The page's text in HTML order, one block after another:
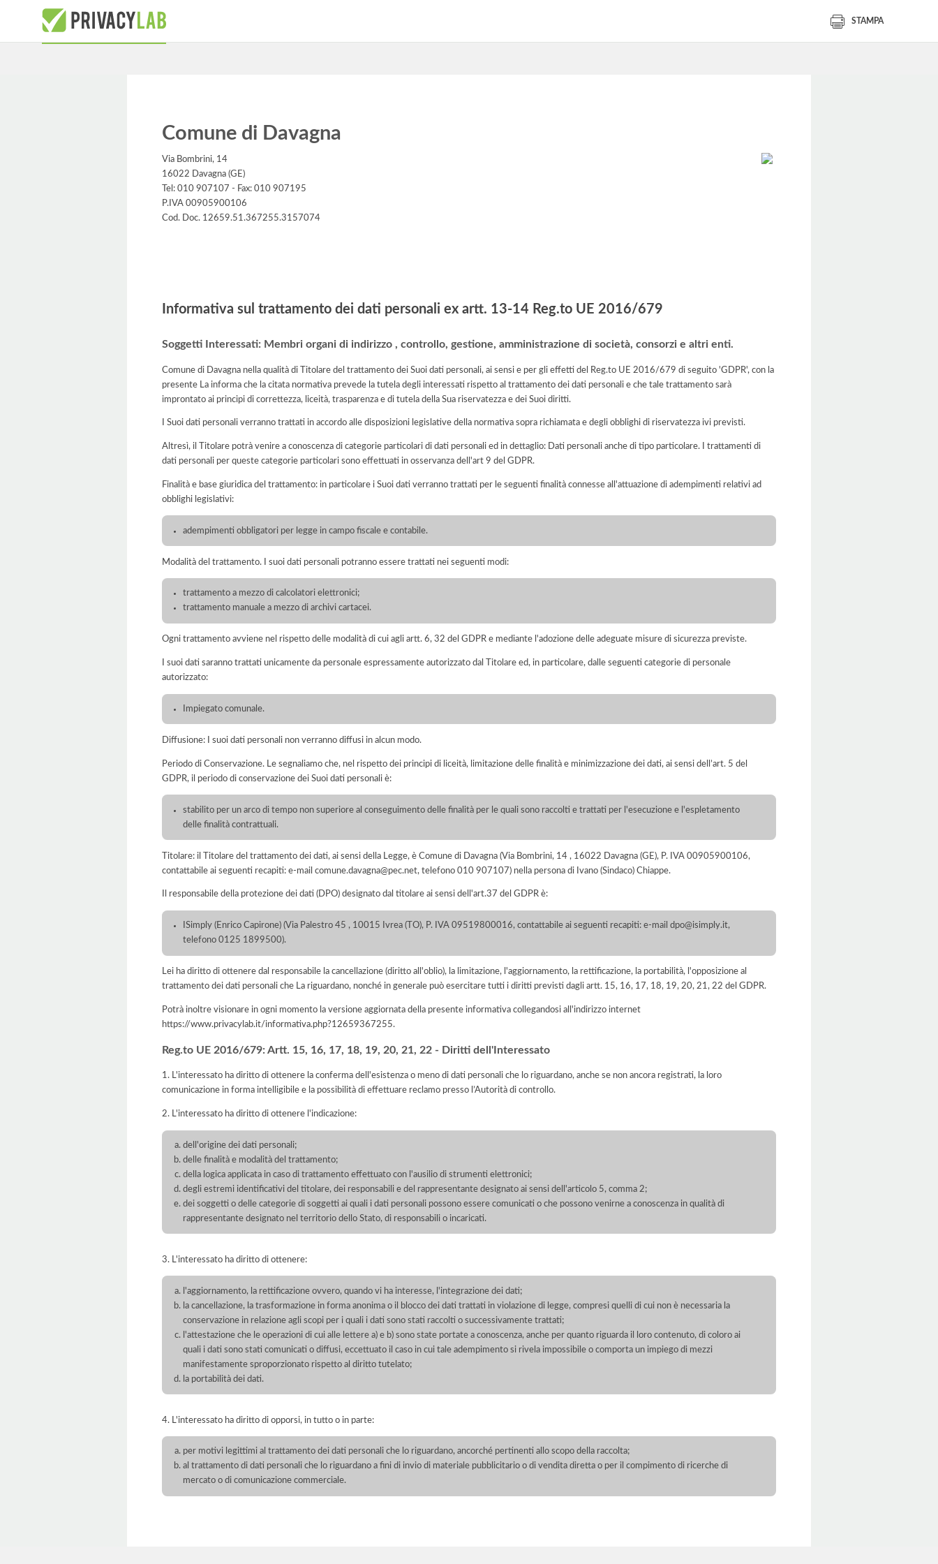
STAMPA
Comune di Davagna
Via Bombrini, 14
16022 Davagna (GE)
Tel: 010 907107 - Fax: 010 907195
P.IVA 00905900106
Cod. Doc. 12659.51.367255.3157074
Informativa sul trattamento dei dati personali ex artt. 13-14 Reg.to UE 2016/679
Soggetti Interessati: Membri organi di indirizzo , controllo, gestione, amministrazione di società, consorzi e altri enti.
Comune di Davagna nella qualità di Titolare del trattamento dei Suoi dati personali, ai sensi e per gli effetti del Reg.to UE 2016/679 di seguito 'GDPR', con la
presente La informa che la citata normativa prevede la tutela degli interessati rispetto al trattamento dei dati personali e che tale trattamento sarà
improntato ai principi di correttezza, liceità, trasparenza e di tutela della Sua riservatezza e dei Suoi diritti.
I Suoi dati personali verranno trattati in accordo alle disposizioni legislative della normativa sopra richiamata e degli obblighi di riservatezza ivi previsti.
Altresì, il Titolare potrà venire a conoscenza di categorie particolari di dati personali ed in dettaglio: Dati personali anche di tipo particolare. I trattamenti di
dati personali per queste categorie particolari sono effettuati in osservanza dell'art 9 del GDPR.
Finalità e base giuridica del trattamento: in particolare i Suoi dati verranno trattati per le seguenti finalità connesse all'attuazione di adempimenti relativi ad
obblighi legislativi:
adempimenti obbligatori per legge in campo fiscale e contabile.
Modalità del trattamento. I suoi dati personali potranno essere trattati nei seguenti modi:
trattamento a mezzo di calcolatori elettronici;
trattamento manuale a mezzo di archivi cartacei.
Ogni trattamento avviene nel rispetto delle modalità di cui agli artt. 6, 32 del GDPR e mediante l'adozione delle adeguate misure di sicurezza previste.
I suoi dati saranno trattati unicamente da personale espressamente autorizzato dal Titolare ed, in particolare, dalle seguenti categorie di personale
autorizzato:
Impiegato comunale.
Diffusione: I suoi dati personali non verranno diffusi in alcun modo.
Periodo di Conservazione. Le segnaliamo che, nel rispetto dei principi di liceità, limitazione delle finalità e minimizzazione dei dati, ai sensi dell’art. 5 del
GDPR, il periodo di conservazione dei Suoi dati personali è:
stabilito per un arco di tempo non superiore al conseguimento delle finalità per le quali sono raccolti e trattati per l'esecuzione e l'espletamento
delle finalità contrattuali.
Titolare: il Titolare del trattamento dei dati, ai sensi della Legge, è Comune di Davagna (Via Bombrini, 14 , 16022 Davagna (GE), P. IVA 00905900106,
contattabile ai seguenti recapiti: e-mail comune.davagna@pec.net, telefono 010 907107) nella persona di Ivano (Sindaco) Chiappe.
Il responsabile della protezione dei dati (DPO) designato dal titolare ai sensi dell'art.37 del GDPR è:
ISimply (Enrico Capirone) (Via Palestro 45 , 10015 Ivrea (TO), P. IVA 09519800016, contattabile ai seguenti recapiti: e-mail dpo@isimply.it,
telefono 0125 1899500).
Lei ha diritto di ottenere dal responsabile la cancellazione (diritto all'oblio), la limitazione, l'aggiornamento, la rettificazione, la portabilità, l'opposizione al
trattamento dei dati personali che La riguardano, nonché in generale può esercitare tutti i diritti previsti dagli artt. 15, 16, 17, 18, 19, 20, 21, 22 del GDPR.
Potrà inoltre visionare in ogni momento la versione aggiornata della presente informativa collegandosi all'indirizzo internet
https://www.privacylab.it/informativa.php?12659367255.
Reg.to UE 2016/679: Artt. 15, 16, 17, 18, 19, 20, 21, 22 - Diritti dell'Interessato
1. L'interessato ha diritto di ottenere la conferma dell'esistenza o meno di dati personali che lo riguardano, anche se non ancora registrati, la loro
comunicazione in forma intelligibile e la possibilità di effettuare reclamo presso l’Autorità di controllo.
2. L'interessato ha diritto di ottenere l'indicazione:
dell'origine dei dati personali;
delle finalità e modalità del trattamento;
della logica applicata in caso di trattamento effettuato con l'ausilio di strumenti elettronici;
degli estremi identificativi del titolare, dei responsabili e del rappresentante designato ai sensi dell'articolo 5, comma 2;
dei soggetti o delle categorie di soggetti ai quali i dati personali possono essere comunicati o che possono venirne a conoscenza in qualità di
rappresentante designato nel territorio dello Stato, di responsabili o incaricati.
3. L'interessato ha diritto di ottenere:
l'aggiornamento, la rettificazione ovvero, quando vi ha interesse, l'integrazione dei dati;
la cancellazione, la trasformazione in forma anonima o il blocco dei dati trattati in violazione di legge, compresi quelli di cui non è necessaria la
conservazione in relazione agli scopi per i quali i dati sono stati raccolti o successivamente trattati;
l'attestazione che le operazioni di cui alle lettere a) e b) sono state portate a conoscenza, anche per quanto riguarda il loro contenuto, di coloro ai
quali i dati sono stati comunicati o diffusi, eccettuato il caso in cui tale adempimento si rivela impossibile o comporta un impiego di mezzi
manifestamente sproporzionato rispetto al diritto tutelato;
la portabilità dei dati.
4. L'interessato ha diritto di opporsi, in tutto o in parte:
per motivi legittimi al trattamento dei dati personali che lo riguardano, ancorché pertinenti allo scopo della raccolta;
al trattamento di dati personali che lo riguardano a fini di invio di materiale pubblicitario o di vendita diretta o per il compimento di ricerche di
mercato o di comunicazione commerciale.